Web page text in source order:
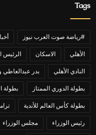
Tags
#رياضة صوت العرب نيوز
الأهلي الاسكان
النادي الأهلي بدر عبدالعاطي
بطولة الدوري الممتاز بطولة
بطولة كأس العالم للأندية
رئيس الوزراء مجلس الوزراء